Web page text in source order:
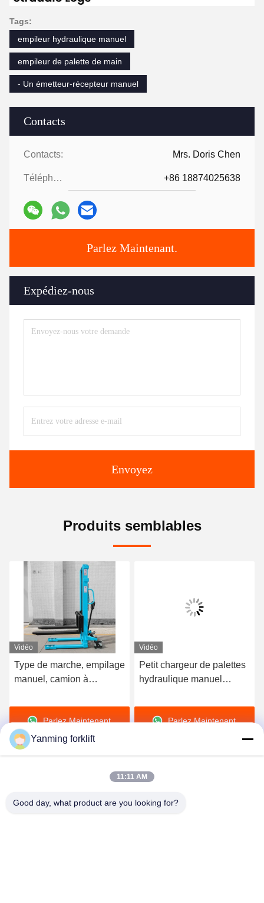
Contacts
Contacts: Mrs. Doris Chen
Téléphone: +86 18874025638
Parlez Maintenant.
Expédiez-nous
Envoyez
Tags:
empileur hydraulique manuel
empileur de palette de main
- Un émetteur-récepteur manuel
Produits semblables
Vidéo
Type de marche, empilage
manuel, camion à
4 m, hauteur de levage,
empilageParlez Maintenant.
Vidéo
Petit chargeur de palettes
hydraulique manuel
capacité de 2000 kg
Parlez Maintenant.
YANMING WEIGHING AND HANDLING
Yanming forklift
11:11 AM
Good day, what product are you looking for?